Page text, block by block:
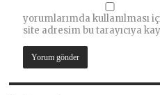
yorumlarımda kullanılması
site adresim bu tarayıcıya